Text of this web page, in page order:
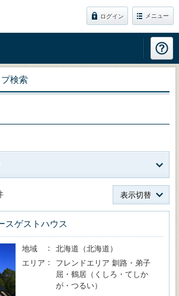
ログイン メニュー
検索
表示切替
スゲストハウス
地域
北海道（北海道）
エリア
フレンドエリア 釧路・弟子
屈・鶴居（くしろ・てしか
が・つるい）